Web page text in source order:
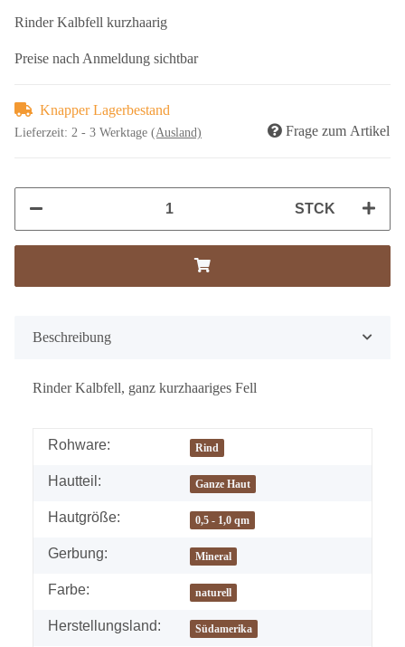
Rinder Kalbfell kurzhaarig
Preise nach Anmeldung sichtbar
Knapper Lagerbestand
Lieferzeit: 2 - 3 Werktage (Ausland) Frage zum Artikel
STCK
Beschreibung
Rinder Kalbfell, ganz kurzhaariges Fell
Rohware: Rind
Hautteil: Ganze Haut
Hautgröße: 0,5 - 1,0 qm
Gerbung: Mineral
Farbe: naturell
Herstellungsland: Südamerika